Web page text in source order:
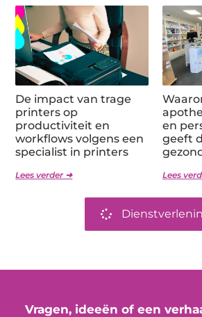
De impact van trage
printers op
productiviteit en
workflows volgens een
specialist in printers
Lees verder ➜
en
geeft
Lees
Vragen, ideeën of een